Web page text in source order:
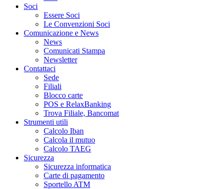
Soci
Essere Soci
Le Convenzioni Soci
Comunicazione e News
News
Comunicati Stampa
Newsletter
Contattaci
Sede
Filiali
Blocco carte
POS e RelaxBanking
Trova Filiale, Bancomat
Strumenti utili
Calcolo Iban
Calcola il mutuo
Calcolo TAEG
Sicurezza
Sicurezza informatica
Carte di pagamento
Sportello ATM